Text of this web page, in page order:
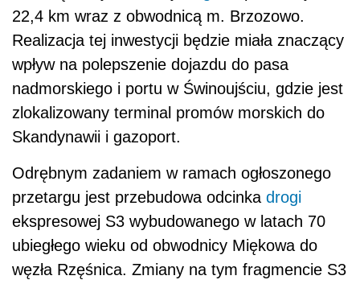
22,4 km wraz z obwodnicą m. Brzozowo.
Realizacja tej inwestycji będzie miała znaczący
wpływ na polepszenie dojazdu do pasa
nadmorskiego i portu w Świnoujściu, gdzie jest
zlokalizowany terminal promów morskich do
Skandynawii i gazoport.
Odrębnym zadaniem w ramach ogłoszonego
przetargu jest przebudowa odcinka drogi
ekspresowej S3 wybudowanego w latach 70
ubiegłego wieku od obwodnicy Miękowa do
węzła Rzęśnica. Zmiany na tym fragmencie S3